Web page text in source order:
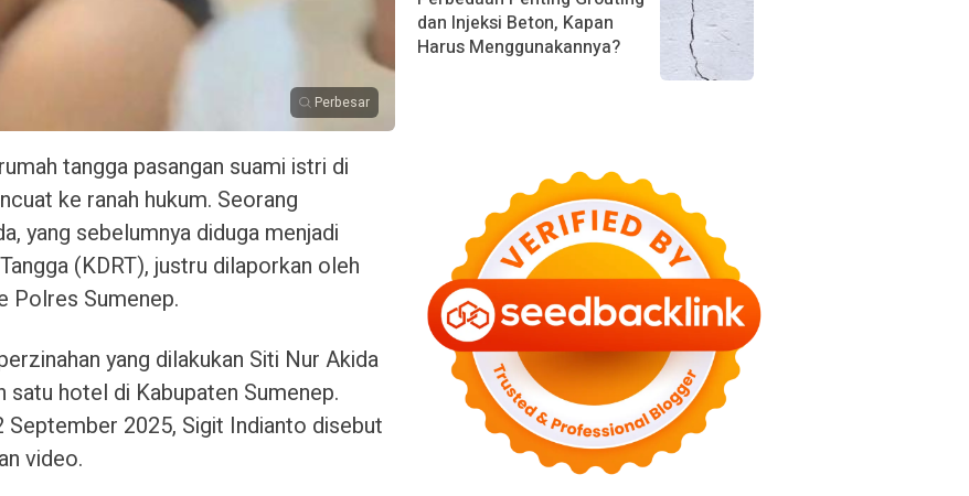
Perbesar
tangga pasangan suami istri di
ke ranah hukum. Seorang
yang sebelumnya diduga menjadi
(KDRT), justru dilaporkan oleh
Polres Sumenep.
yang dilakukan Siti Nur Akida
hotel di Kabupaten Sumenep.
2025, Sigit Indianto disebut
video.
dan Injeksi Beton, Kapan
Harus Menggunakannya?